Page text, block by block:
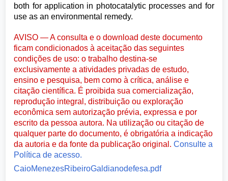
both for application in photocatalytic processes and for
use as an environmental remedy.
AVISO — A consulta e o download deste documento
ficam condicionados à aceitação das seguintes
condições de uso: o trabalho destina-se
exclusivamente a atividades privadas de estudo,
ensino e pesquisa, bem como à crítica, análise e
citação científica. É proibida sua comercialização,
reprodução integral, distribuição ou exploração
econômica sem autorização prévia, expressa e por
escrito da pessoa autora. Na utilização ou citação de
qualquer parte do documento, é obrigatória a indicação
da autoria e da fonte da publicação original.Consulte a
Política de acesso.
CaioMenezesRibeiroGaldianodefesa.pdf